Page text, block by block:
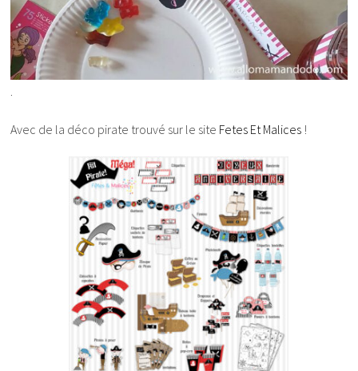
.
Avec de la déco pirate trouvé sur le site Fetes Et Malices !